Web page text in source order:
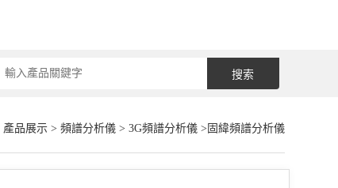
產品展示> 頻譜分析儀> 3G頻譜分析儀>固緯頻譜分析儀